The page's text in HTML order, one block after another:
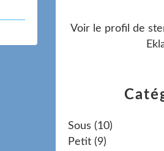
Sous (10)
Petit (9)
Voir le profil de